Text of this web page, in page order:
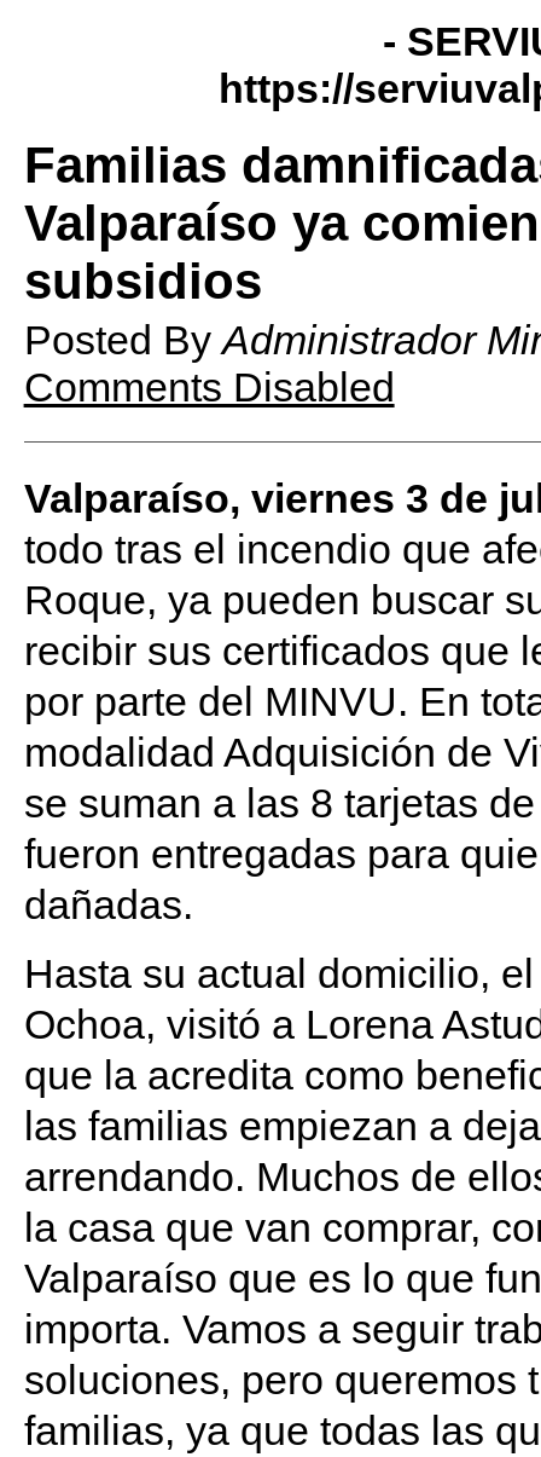
-
https://
Familias
Valparaíso ya
subsidios
Posted ByAdministrador
Comments Disabled
Valparaíso, viernes 3 de
todo tras el incendio que
Roque, ya pueden buscar
recibir sus certificados que
por parte del MINVU. En
modalidad Adquisición de
se suman a las 8 tarjetas
fueron entregadas para
dañadas.
Hasta su actual domicilio,
Ochoa, visitó a Lorena
que la acredita como
las familias empiezan a
arrendando. Muchos de
la casa que van comprar,
Valparaíso que es lo que
importa. Vamos a seguir
soluciones, pero queremos
familias, ya que todas las